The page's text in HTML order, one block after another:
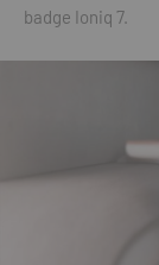
badge Ioniq 7.